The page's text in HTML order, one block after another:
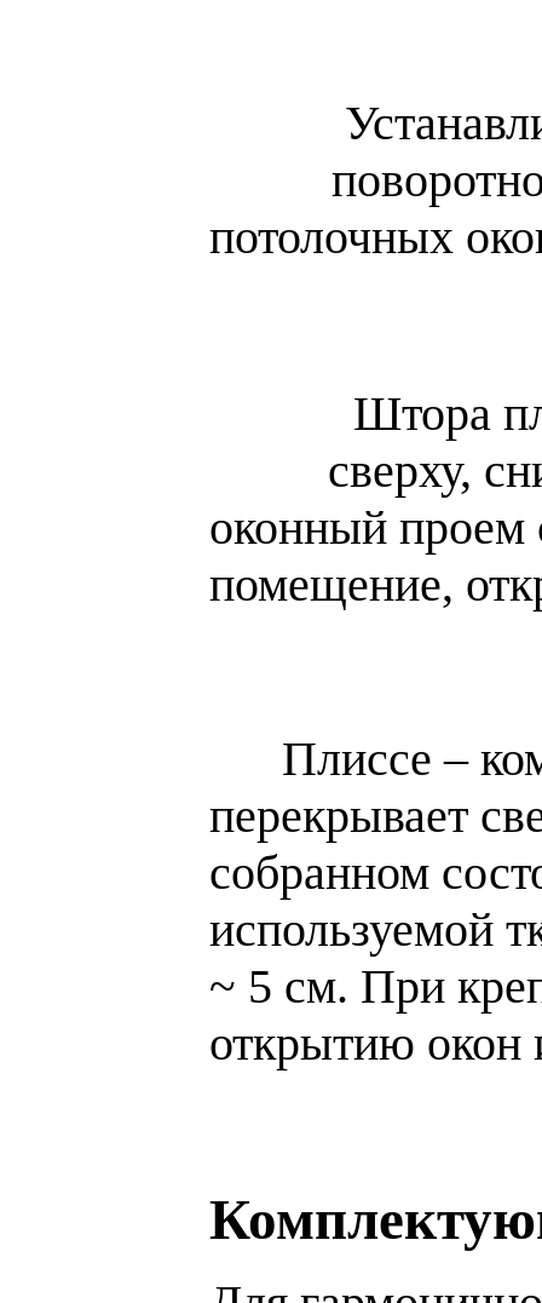
потолочных
Штора
сверху,
оконный проем
помещение,
Плиссе –
перекрывает
собранном
используемой
~ 5 см. При
открытию окон